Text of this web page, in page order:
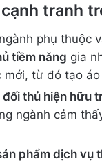
tranh
phụ thuộc
tiềm năng gia
mới, từ đó tạo
đối thủ hiện hữu
ngành cảm
phẩm dịch vụ